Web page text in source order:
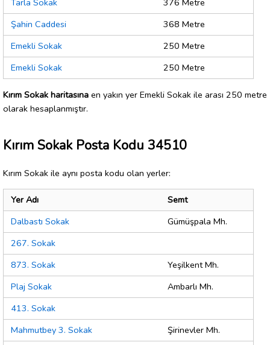
Tarla Sokak
376 Metre
Şahin Caddesi
368 Metre
Emekli Sokak
250 Metre
Emekli Sokak
250 Metre
Kırım Sokak haritasına en yakın yer Emekli Sokak ile arası 250 metre
olarak hesaplanmıştır.
Kırım Sokak Posta Kodu 34510
Kırım Sokak ile aynı posta kodu olan yerler:
Yer Adı
Semt
Dalbastı Sokak
Gümüşpala Mh.
267. Sokak
873. Sokak
Yeşilkent Mh.
Plaj Sokak
Ambarlı Mh.
413. Sokak
Mahmutbey 3. Sokak
Şirinevler Mh.